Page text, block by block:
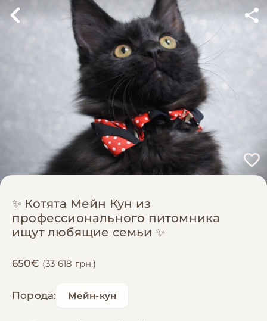
✨ Котята Мейн Кун из
профессионального питомника
ищут любящие семьи ✨
650€ (33 618 грн.)
Порода: Мейн-кун